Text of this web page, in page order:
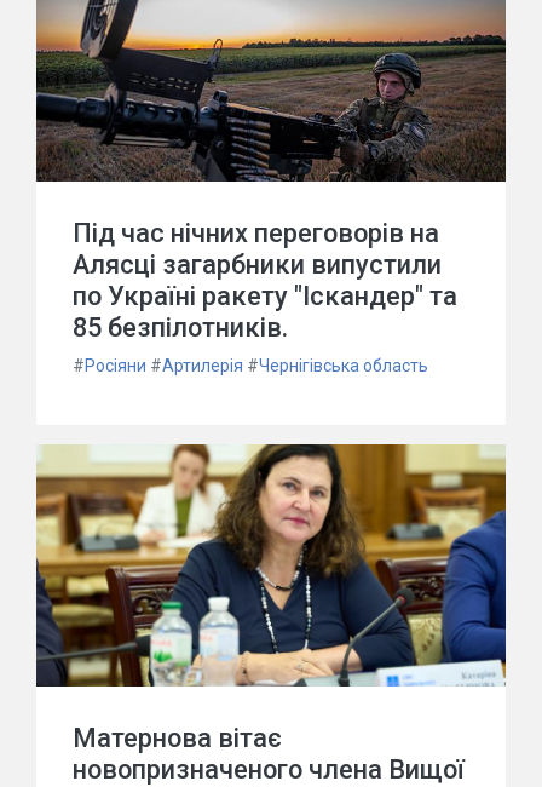
Під час нічних переговорів на
Алясці загарбники випустили
по Україні ракету "Іскандер" та
85 безпілотників.
#Росіяни #Артилерія #Чернігівська область
Матернова вітає
новопризначеного члена Вищої